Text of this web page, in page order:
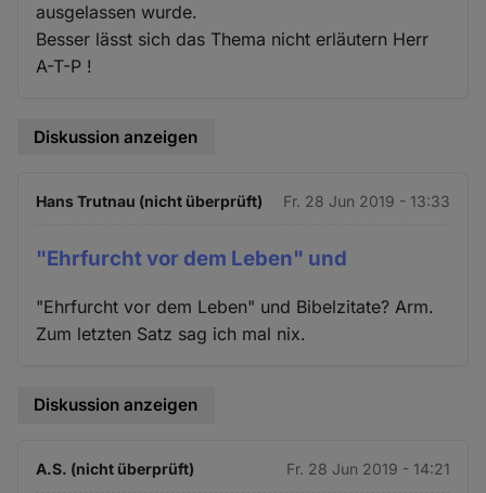
ausgelassen wurde.
Besser lässt sich das Thema nicht erläutern Herr
A-T-P !
Diskussion anzeigen
Hans Trutnau (nicht überprüft) Fr. 28 Jun 2019 - 13:33
"Ehrfurcht vor dem Leben" und
"Ehrfurcht vor dem Leben" und Bibelzitate? Arm.
Zum letzten Satz sag ich mal nix.
Diskussion anzeigen
A.S. (nicht überprüft) Fr. 28 Jun 2019 - 14:21